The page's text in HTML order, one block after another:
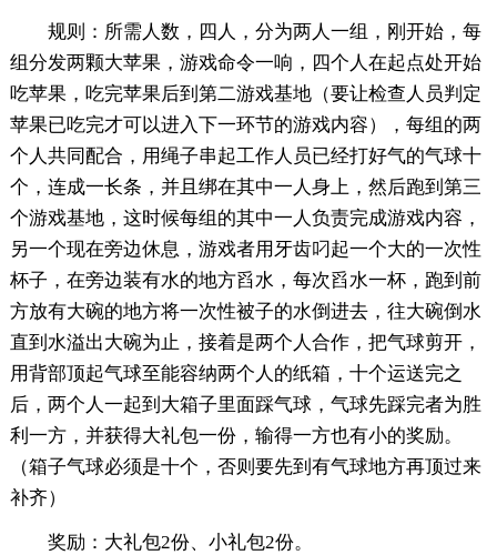
规则：所需人数，四人，分为两人一组，刚开始，每
组分发两颗大苹果，游戏命令一响，四个人在起点处开始
吃苹果，吃完苹果后到第二游戏基地（要让检查人员判定
苹果已吃完才可以进入下一环节的游戏内容），每组的两
个人共同配合，用绳子串起工作人员已经打好气的气球十
个，连成一长条，并且绑在其中一人身上，然后跑到第三
个游戏基地，这时候每组的其中一人负责完成游戏内容，
另一个现在旁边休息，游戏者用牙齿叼起一个大的一次性
杯子，在旁边装有水的地方舀水，每次舀水一杯，跑到前
方放有大碗的地方将一次性被子的水倒进去，往大碗倒水
直到水溢出大碗为止，接着是两个人合作，把气球剪开，
用背部顶起气球至能容纳两个人的纸箱，十个运送完之
后，两个人一起到大箱子里面踩气球，气球先踩完者为胜
利一方，并获得大礼包一份，输得一方也有小的奖励。
（箱子气球必须是十个，否则要先到有气球地方再顶过来
补齐）
奖励：大礼包2份、小礼包2份。